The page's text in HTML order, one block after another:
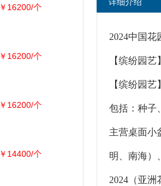
2024中国
【缤纷园
【缤纷园
包括：种子
主营桌面小
明、南海）
2024（亚
￥16200/个
￥16200/个
￥16200/个
￥14400/个